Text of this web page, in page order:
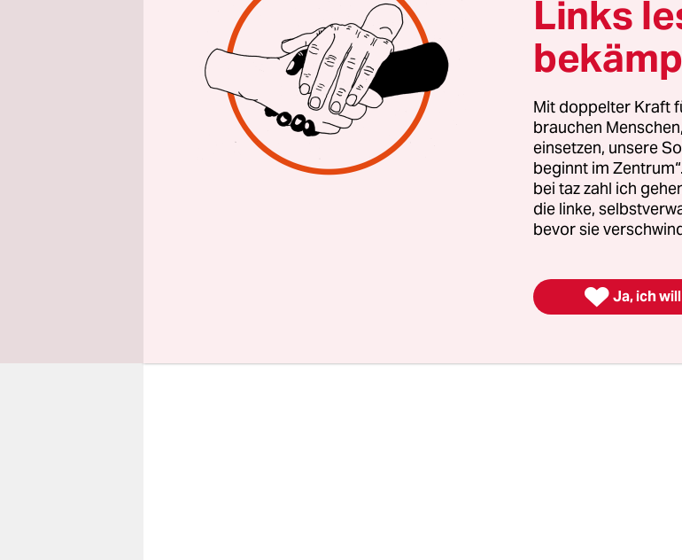
Erstaufnahmeland Italien. Der Flüchtling
lokalen Arbeitskreis (AK) Asyl, dass er die
Sie seien in einem kleinen Koffer in seinem
In einem Brief der Ausländerbehörde an das
von August 2013, der der taz vorliegt,
italienischen Dokumente „im
der Unterkunft des Ausländers“ gesichtet
Ausländerbehörde selbst führt solche
Links
Mit doppelter Kraft
brauchen
einsetzen, unsere
beginnt im
bei taz zahl ich
die linke,
bevor sie
 Ja, ich will